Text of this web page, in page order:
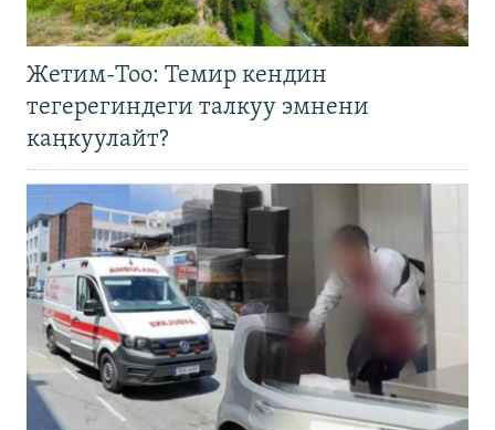
Жетим-Тоо: Темир кендин
тегерегиндеги талкуу эмнени
каңкуулайт?